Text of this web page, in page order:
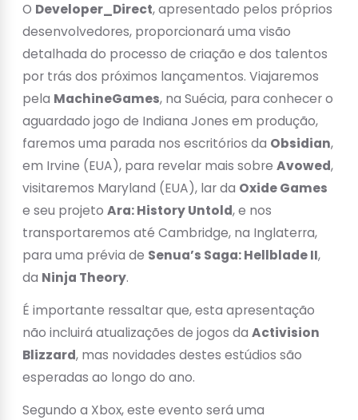
O Developer_Direct, apresentado pelos próprios
desenvolvedores, proporcionará uma visão
detalhada do processo de criação e dos talentos
por trás dos próximos lançamentos. Viajaremos
pela MachineGames, na Suécia, para conhecer o
aguardado jogo de Indiana Jones em produção,
faremos uma parada nos escritórios da Obsidian,
em Irvine (EUA), para revelar mais sobre Avowed,
visitaremos Maryland (EUA), lar da Oxide Games
e seu projeto Ara: History Untold, e nos
transportaremos até Cambridge, na Inglaterra,
para uma prévia de Senua’s Saga: Hellblade II,
da Ninja Theory.
É importante ressaltar que, esta apresentação
não incluirá atualizações de jogos da Activision
Blizzard, mas novidades destes estúdios são
esperadas ao longo do ano.
Segundo a Xbox, este evento será uma